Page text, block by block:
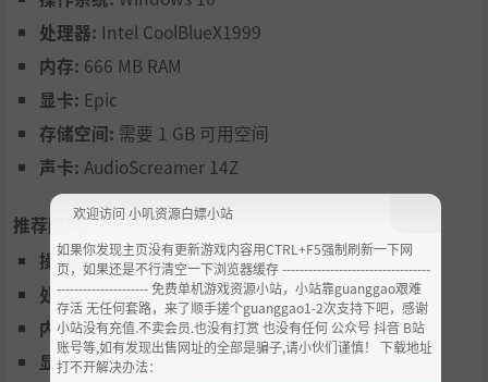
每启用一项修饰器，难度便悄然攀升，但每张成功评级的卡
片所获报酬亦随之增长。谨防风险吞噬收益！
工作至死方休！
处理器: Intel CoolBlueX1999
内存: 666 MB RAM
显卡: Epic
存储空间: 需要 1 GB 可用空间
声卡: AudioScreamer 14Z
推荐配置:
操作系统:Windows 10
处理器:Intel CoolBlueX1999
内存:666 MB RAM
显卡:Epic
欢迎访问 小叽资源白嫖小站
如果你发现主页没有更新游戏内容用CTRL+F5强制刷新一下网
页，如果还是不行清空一下浏览器缓存 ----------------------------------
--------------------- 免费单机游戏资源小站，小站靠guanggao艰难
存活 无任何套路，来了顺手搓个guanggao1-2次支持下吧，感谢
小站没有充值.不卖会员.也没有打赏 也没有任何 公众号 抖音 B站
账号等,如有发现出售网址的全部是骗子,请小伙们谨慎！ 下载地址
打不开解决办法：